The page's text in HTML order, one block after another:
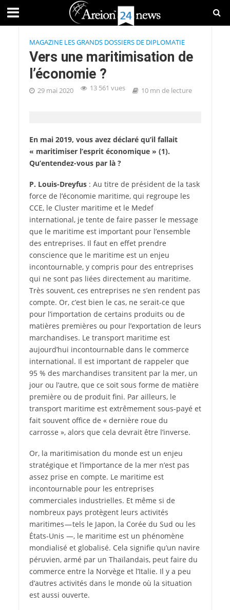
MAGAZINE LES GRANDS DOSSIERS DE DIPLOMATIE
Vers une maritimisation de
l’économie ?
29 mai 2020 13 561 vues 10 mn de lecture
En mai 2019, vous avez déclaré qu’il fallait
« maritimiser l’esprit économique » (1).
Qu’entendez-vous par là ?
P. Louis-Dreyfus : Au titre de président de la task
force de l’économie maritime, qui regroupe les
CCE, le Cluster maritime et le Medef
international, je tente de faire passer le message
que le maritime est important pour l’ensemble
des entreprises. Il faut en effet prendre
conscience que le maritime est un enjeu
incontournable, y compris pour des entreprises
qui ne sont pas liées directement au maritime.
Très souvent, ces entreprises ne s’en rendent pas
compte. Or, c’est bien le cas, ne serait-ce que
pour l’importation de certains produits ou de
matières premières ou pour l’exportation de leurs
marchandises. Le transport maritime est
aujourd’hui incontournable dans le commerce
international. Il est important de rappeler que
95 % des marchandises transitent par la mer, un
jour ou l’autre, que ce soit sous forme de matière
première ou de produit fini. Par ailleurs, le
transport maritime est extrêmement sous-payé et
fait souvent office de « dernière roue du
carrosse », alors que cela devrait être l’inverse.
Or, la maritimisation du monde est un enjeu
stratégique et l’importance de la mer n’est pas
assez prise en compte. Le maritime est
incontournable pour les entreprises
commerciales industrielles. Et même si de
nombreux pays protègent leurs activités
maritimes — tels le Japon, la Corée du Sud ou les
États-Unis —, le maritime est un phénomène
mondialisé et globalisé. Cela signifie qu’un navire
péruvien, armé par un Thaïlandais, peut faire du
commerce entre la Norvège et l’Italie. Il y a peu
d’autres activités dans le monde où la situation
est aussi ouverte.